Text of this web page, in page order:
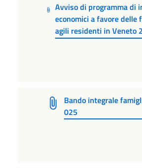
Avviso di programma di
economici a favore delle
agili residenti in Veneto
Bando integrale
025